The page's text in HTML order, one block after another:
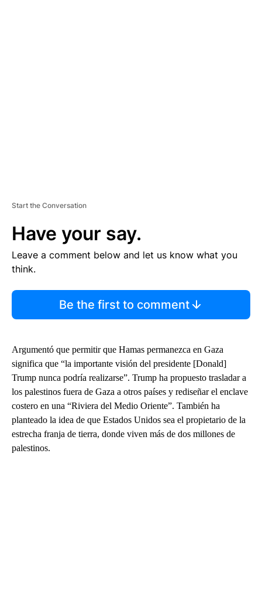
Start the Conversation
Have your say.
Leave a comment below and let us know what you
think.
Be the first to comment
Argumentó que permitir que Hamas permanezca en Gaza
significa que “la importante visión del presidente [Donald]
Trump nunca podría realizarse”. Trump ha propuesto trasladar a
los palestinos fuera de Gaza a otros países y rediseñar el enclave
costero en una “Riviera del Medio Oriente”. También ha
planteado la idea de que Estados Unidos sea el propietario de la
estrecha franja de tierra, donde viven más de dos millones de
palestinos.